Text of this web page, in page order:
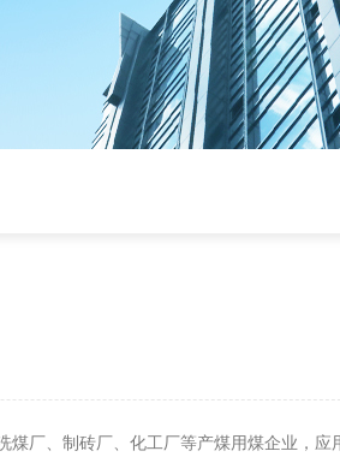
厂、制砖厂、化工厂等产煤用煤企业，应